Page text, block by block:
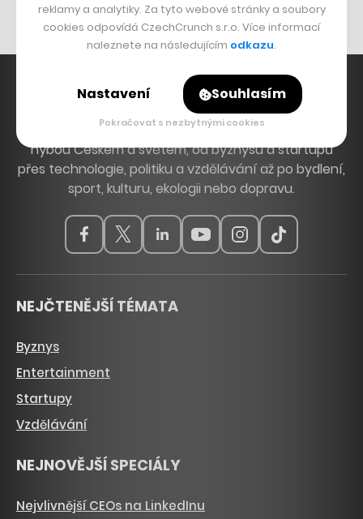
Hlavní zdroj inspirace. Věnujeme se tématům, která
hýbou Českem a světem, od byznysu a startupů
přes technologie, politiku a vzdělávání až po bydlení,
sport, kulturu, ekologii nebo dopravu.
NEJČTENĚJŠÍ TÉMATA
Byznys
Entertainment
Startupy
Vzdělávání
NEJNOVĚJŠÍ SPECIÁLY
Nejvlivnější CEOs na LinkedInu
reklamy a analytiky. Za tyto webové stránky a soubory
cookies odpovídá CzechCrunch s.r.o. Více informací
naleznete na následujícím odkazu.
Nastavení Souhlasím
Pokračovat s nezbytnými cookies